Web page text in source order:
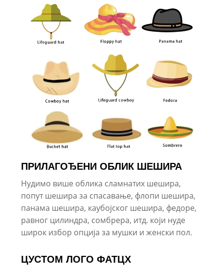
ПРИЛАГОЂЕНИ ОБЛИК ШЕШИРА
Нудимо више облика сламнатих шешира,
попут шешира за спасавање, флопи шешира,
панама шешира, каубојског шешира, федоре,
равног цилиндра, сомбрера, итд. који нуде
широк избор опција за мушки и женски пол.
ЦУСТОМ ЛОГО ФАТЦХ